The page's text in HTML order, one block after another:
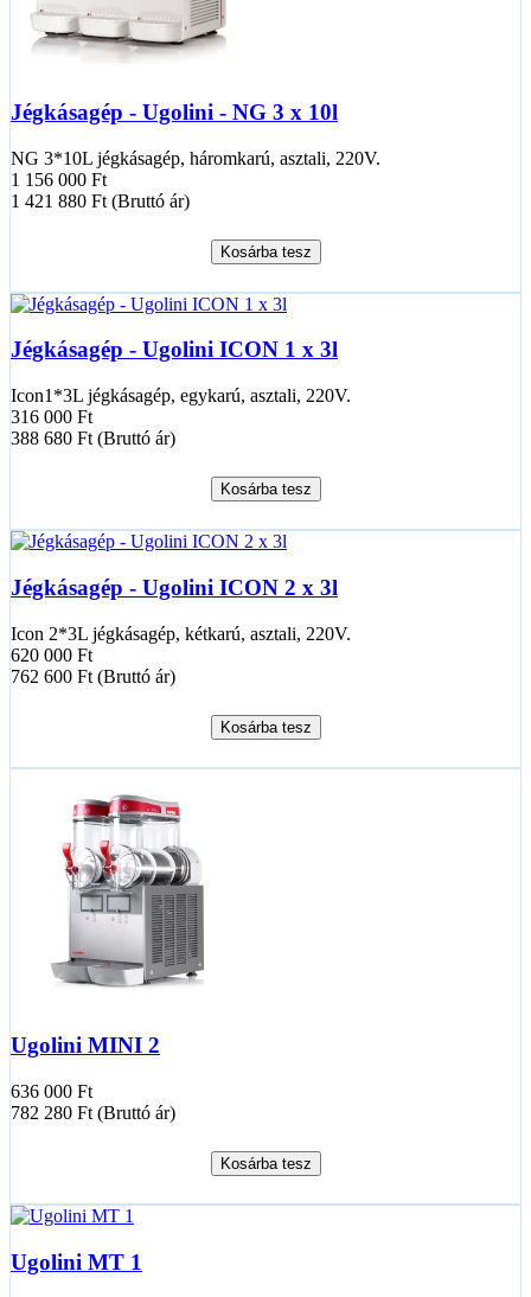
Jégkásagép - Ugolini - NG 3 x 10l
NG 3*10L jégkásagép, háromkarú, asztali, 220V.
1 156 000 Ft
1 421 880 Ft (Bruttó ár)
Kosárba tesz
Jégkásagép - Ugolini ICON 1 x 3l
Icon1*3L jégkásagép, egykarú, asztali, 220V.
316 000 Ft
388 680 Ft (Bruttó ár)
Kosárba tesz
Jégkásagép - Ugolini ICON 2 x 3l
Icon 2*3L jégkásagép, kétkarú, asztali, 220V.
620 000 Ft
762 600 Ft (Bruttó ár)
Kosárba tesz
Ugolini MINI 2
636 000 Ft
782 280 Ft (Bruttó ár)
Kosárba tesz
Ugolini MT 1